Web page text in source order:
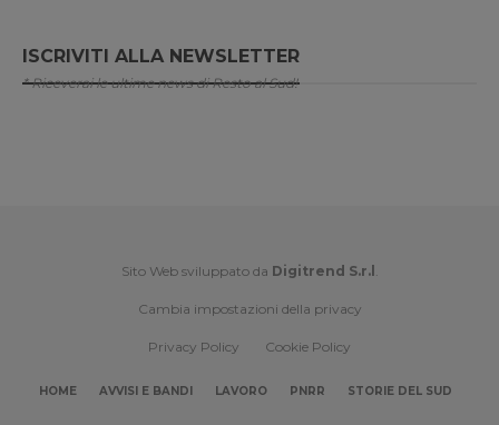
ISCRIVITI ALLA NEWSLETTER
* Riceverai le ultime news di Resto al Sud!
Sito Web sviluppato da Digitrend S.r.l .
Cambia impostazioni della privacy
Privacy Policy Cookie Policy
HOME AVVISI E BANDI LAVORO PNRR STORIE DEL SUD